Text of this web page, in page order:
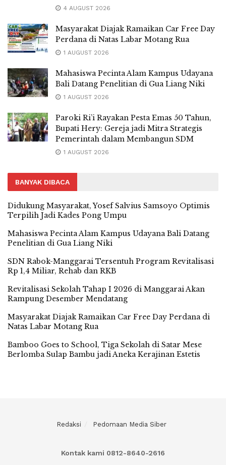
4 AUGUST 2026
Masyarakat Diajak Ramaikan Car Free Day
Perdana di Natas Labar Motang Rua
1 AUGUST 2026
Mahasiswa Pecinta Alam Kampus Udayana
Bali Datang Penelitian di Gua Liang Niki
1 AUGUST 2026
Paroki Ri’i Rayakan Pesta Emas 50 Tahun,
Bupati Hery: Gereja jadi Mitra Strategis
Pemerintah dalam Membangun SDM
1 AUGUST 2026
BANYAK DIBACA
Didukung Masyarakat, Yosef Salvius Samsoyo Optimis
Terpilih Jadi Kades Pong Umpu
Mahasiswa Pecinta Alam Kampus Udayana Bali Datang
Penelitian di Gua Liang Niki
SDN Rabok-Manggarai Tersentuh Program Revitalisasi
Rp 1,4 Miliar, Rehab dan RKB
Revitalisasi Sekolah Tahap I 2026 di Manggarai Akan
Rampung Desember Mendatang
Masyarakat Diajak Ramaikan Car Free Day Perdana di
Natas Labar Motang Rua
Bamboo Goes to School, Tiga Sekolah di Satar Mese
Berlomba Sulap Bambu jadi Aneka Kerajinan Estetis
Redaksi Pedomaan Media Siber
Kontak kami 0812-8640-2616